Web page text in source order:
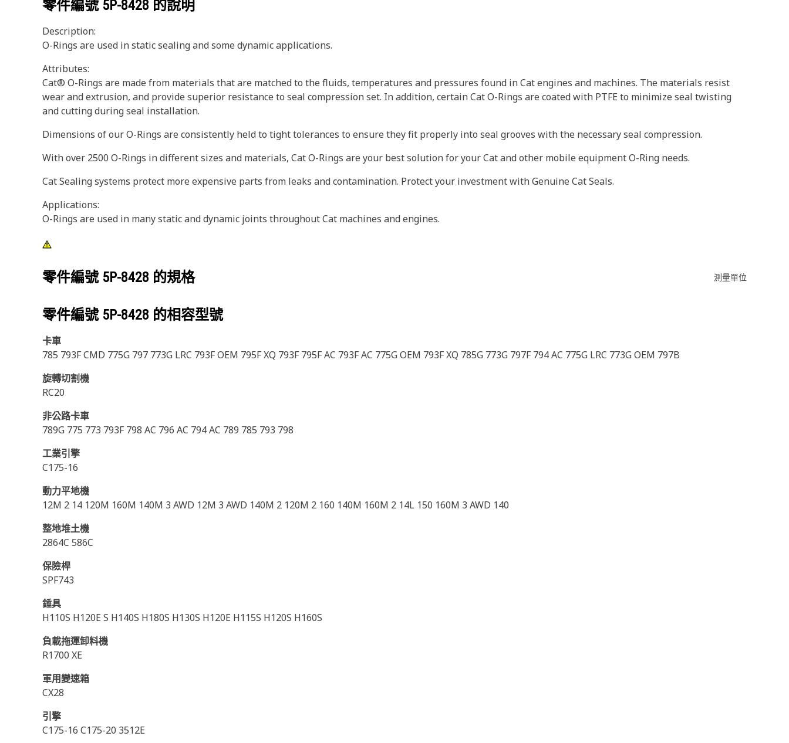
零件編號 5P-8428 的說明
Description:
O-Rings are used in static sealing and some dynamic applications.
Attributes:
Cat® O-Rings are made from materials that are matched to the fluids, temperatures and pressures found in Cat engines and machines. The materials resist
wear and extrusion, and provide superior resistance to seal compression set. In addition, certain Cat O-Rings are coated with PTFE to minimize seal twisting
and cutting during seal installation.
Dimensions of our O-Rings are consistently held to tight tolerances to ensure they fit properly into seal grooves with the necessary seal compression.
With over 2500 O-Rings in different sizes and materials, Cat O-Rings are your best solution for your Cat and other mobile equipment O-Ring needs.
Cat Sealing systems protect more expensive parts from leaks and contamination. Protect your investment with Genuine Cat Seals.
Applications:
O-Rings are used in many static and dynamic joints throughout Cat machines and engines.
零件編號 5P-8428 的規格 測量單位
零件編號 5P-8428 的相容型號
卡車
785 793F CMD 775G 797 773G LRC 793F OEM 795F XQ 793F 795F AC 793F AC 775G OEM 793F XQ 785G 773G 797F 794 AC 775G LRC 773G OEM 797B
旋轉切割機
RC20
非公路卡車
789G 775 773 793F 798 AC 796 AC 794 AC 789 785 793 798
工業引擎
C175-16
動力平地機
12M 2 14 120M 160M 140M 3 AWD 12M 3 AWD 140M 2 120M 2 160 140M 160M 2 14L 150 160M 3 AWD 140
整地堆土機
2864C 586C
保險桿
SPF743
錘具
H110S H120E S H140S H180S H130S H120E H115S H120S H160S
負載拖運卸料機
R1700 XE
軍用變速箱
CX28
引擎
C175-16 C175-20 3512E